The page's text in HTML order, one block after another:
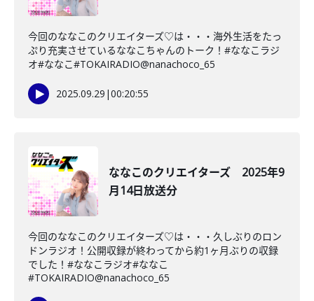
今回のななこのクリエイターズ♡は・・・海外生活をたっ
ぷり充実させているななこちゃんのトーク！#ななこラジ
オ#ななこ#TOKAIRADIO@nanachoco_65
2025.09.29 |00:20:55
ななこのクリエイターズ 2025年9
月14日放送分
今回のななこのクリエイターズ♡は・・・久しぶりのロン
ドンラジオ！公開収録が終わってから約1ヶ月ぶりの収録
でした！#ななこラジオ#ななこ
#TOKAIRADIO@nanachoco_65